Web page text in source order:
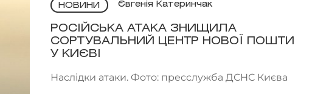
НОВИНИ Євгенія Катеринчак
РОСІЙСЬКА АТАКА ЗНИЩИЛА
СОРТУВАЛЬНИЙ ЦЕНТР НОВОЇ ПОШТИ
У КИЄВІ
Наслідки атаки. Фото: пресслужба ДСНС Києва